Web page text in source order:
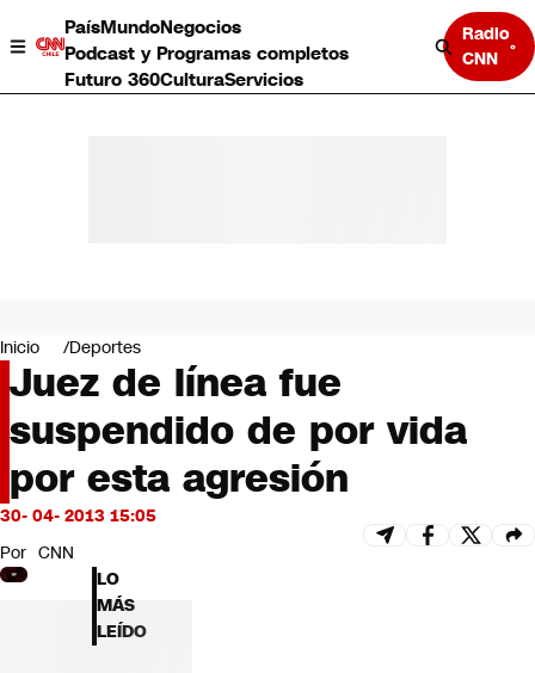
PaísMundoNegocios
Podcast y Programas completos
Futuro 360CulturaServicios
Radio
CNN
Negocios
Deportes
Programas completos
Cultura
Servicios
Bits
CNN tiempo
Futuro 360
Opinión
Inicio Deportes
Juez de línea fue
suspendido de por vida
por esta agresión
30- 04- 2013 15:05
Por CNN
LO
MÁS
LEÍDO